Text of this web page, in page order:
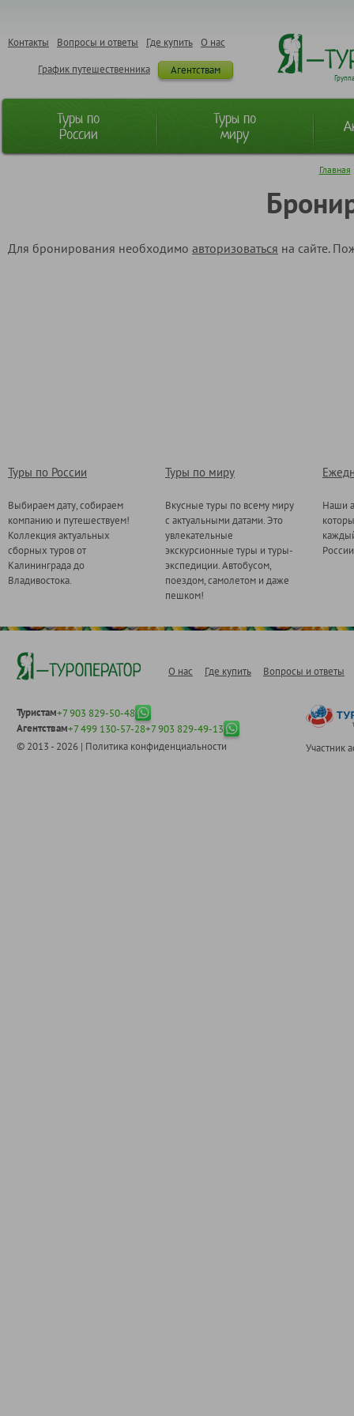
О нас
Где купить
Вопросы и ответы
Контакты
Агентствам
График путешественника
Туры по
России
Туры по
миру
Главная
Для бронирования необходимо авторизоваться на сайте.
Туры по России
Выбираем дату, собираем
компанию и путешествуем!
Коллекция актуальных
сборных туров от
Калининграда до
Владивостока.
Туры по миру
Вкусные туры по всему миру
с актуальными датами. Это
увлекательные
экскурсионные туры и туры-
экспедиции. Автобусом,
поездом, самолетом и даже
пешком!
Наши
О нас Где купить Вопросы и ответы
Туристам+7 903 829-50-48
Агентствам+7 499 130-57-28+7 903 829-49-13
© 2013 - 2026 | Политика конфиденциальности Участник